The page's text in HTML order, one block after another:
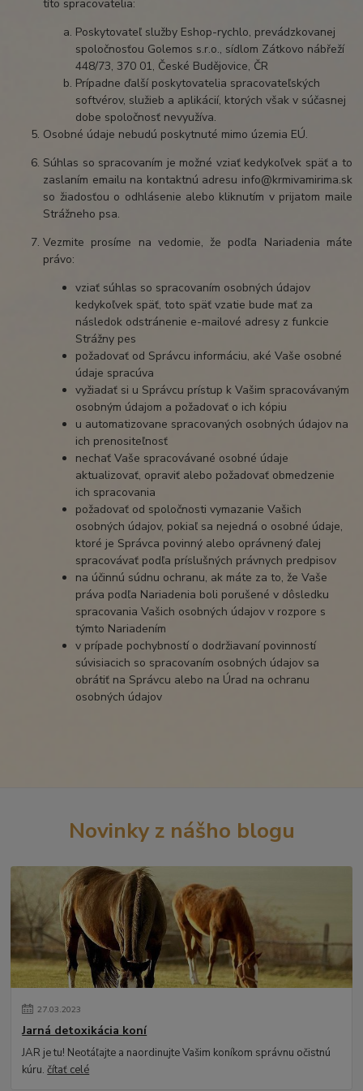
títo spracovatelia:
Poskytovateľ služby Eshop-rychlo, prevádzkovanej
spoločnosťou Golemos s.r.o., sídlom Zátkovo nábřeží
448/73, 370 01, České Budějovice, ČR
Prípadne ďalší poskytovatelia spracovateľských
softvérov, služieb a aplikácií, ktorých však v súčasnej
dobe spoločnosť nevyužíva.
Osobné údaje nebudú poskytnuté mimo územia EÚ.
Súhlas so spracovaním je možné vziať kedykoľvek späť a to
zaslaním emailu na kontaktnú adresu info@krmivamirima.sk
so žiadosťou o odhlásenie alebo kliknutím v prijatom maile
Strážneho psa.
Vezmite prosíme na vedomie, že podľa Nariadenia máte
právo:
vziať súhlas so spracovaním osobných údajov
kedykoľvek späť, toto späť vzatie bude mať za
následok odstránenie e-mailové adresy z funkcie
Strážny pes
požadovať od Správcu informáciu, aké Vaše osobné
údaje spracúva
vyžiadať si u Správcu prístup k Vašim spracovávaným
osobným údajom a požadovať o ich kópiu
u automatizovane spracovaných osobných údajov na
ich prenositeľnosť
nechať Vaše spracovávané osobné údaje
aktualizovať, opraviť alebo požadovať obmedzenie
ich spracovania
požadovať od spoločnosti vymazanie Vašich
osobných údajov, pokiaľ sa nejedná o osobné údaje,
ktoré je Správca povinný alebo oprávnený ďalej
spracovávať podľa príslušných právnych predpisov
na účinnú súdnu ochranu, ak máte za to, že Vaše
práva podľa Nariadenia boli porušené v dôsledku
spracovania Vašich osobných údajov v rozpore s
týmto Nariadením
v prípade pochybností o dodržiavaní povinností
súvisiacich so spracovaním osobných údajov sa
obrátiť na Správcu alebo na Úrad na ochranu
osobných údajov
Novinky z nášho blogu
27.03.2023
Jarná detoxikácia koní
JAR je tu! Neotáľajte a naordinujte Vašim koníkom správnu očistnú
kúru.čítať celé